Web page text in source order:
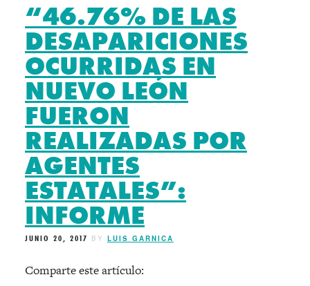
“46.76% DE LAS
DESAPARICIONES
OCURRIDAS EN
NUEVO LEÓN
FUERON
REALIZADAS POR
AGENTES
ESTATALES”:
INFORME
JUNIO 20, 2017 BY LUIS GARNICA
Comparte este artículo: